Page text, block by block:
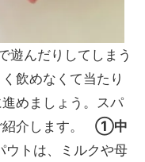
遊んだりしてしまう
飲めなくて当たり
めましょう。スパ
紹介します。 ①中
ウトは、ミルクや母